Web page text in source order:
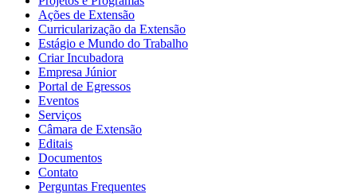
Ações de Extensão
Curricularização da Extensão
Estágio e Mundo do Trabalho
Criar Incubadora
Empresa Júnior
Portal de Egressos
Eventos
Serviços
Câmara de Extensão
Editais
Documentos
Contato
Perguntas Frequentes